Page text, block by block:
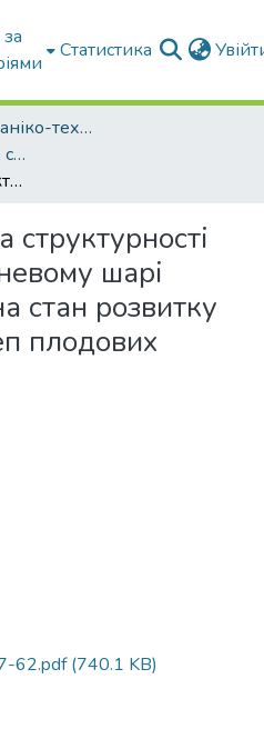
Статистика
Факультет Механіко-технологічний
Кафедра мехатронних систем тракторів та сільскогосподарських машин
Вплив показника структурності грунту в поверхневому шарі смугової гряди на стан розвитку живцевих підщеп плодових культур
шарі
стан розвитку
плодових
62.pdf(740.1 KB)